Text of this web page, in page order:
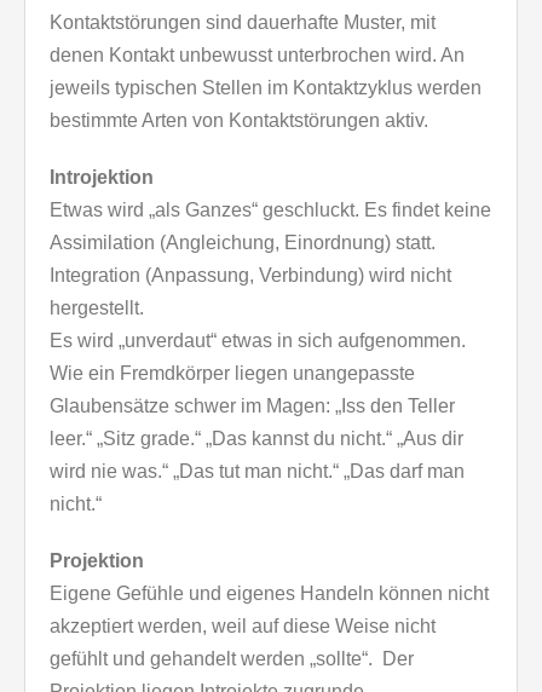
Kontaktstörungen sind dauerhafte Muster, mit
denen Kontakt unbewusst unterbrochen wird. An
jeweils typischen Stellen im Kontaktzyklus werden
bestimmte Arten von Kontaktstörungen aktiv.
Introjektion
Etwas wird „als Ganzes“ geschluckt. Es findet keine
Assimilation (Angleichung, Einordnung) statt.
Integration (Anpassung, Verbindung) wird nicht
hergestellt.
Es wird „unverdaut“ etwas in sich aufgenommen.
Wie ein Fremdkörper liegen unangepasste
Glaubensätze schwer im Magen: „Iss den Teller
leer.“ „Sitz grade.“ „Das kannst du nicht.“ „Aus dir
wird nie was.“ „Das tut man nicht.“ „Das darf man
nicht.“
Projektion
Eigene Gefühle und eigenes Handeln können nicht
akzeptiert werden, weil auf diese Weise nicht
gefühlt und gehandelt werden „sollte“. Der